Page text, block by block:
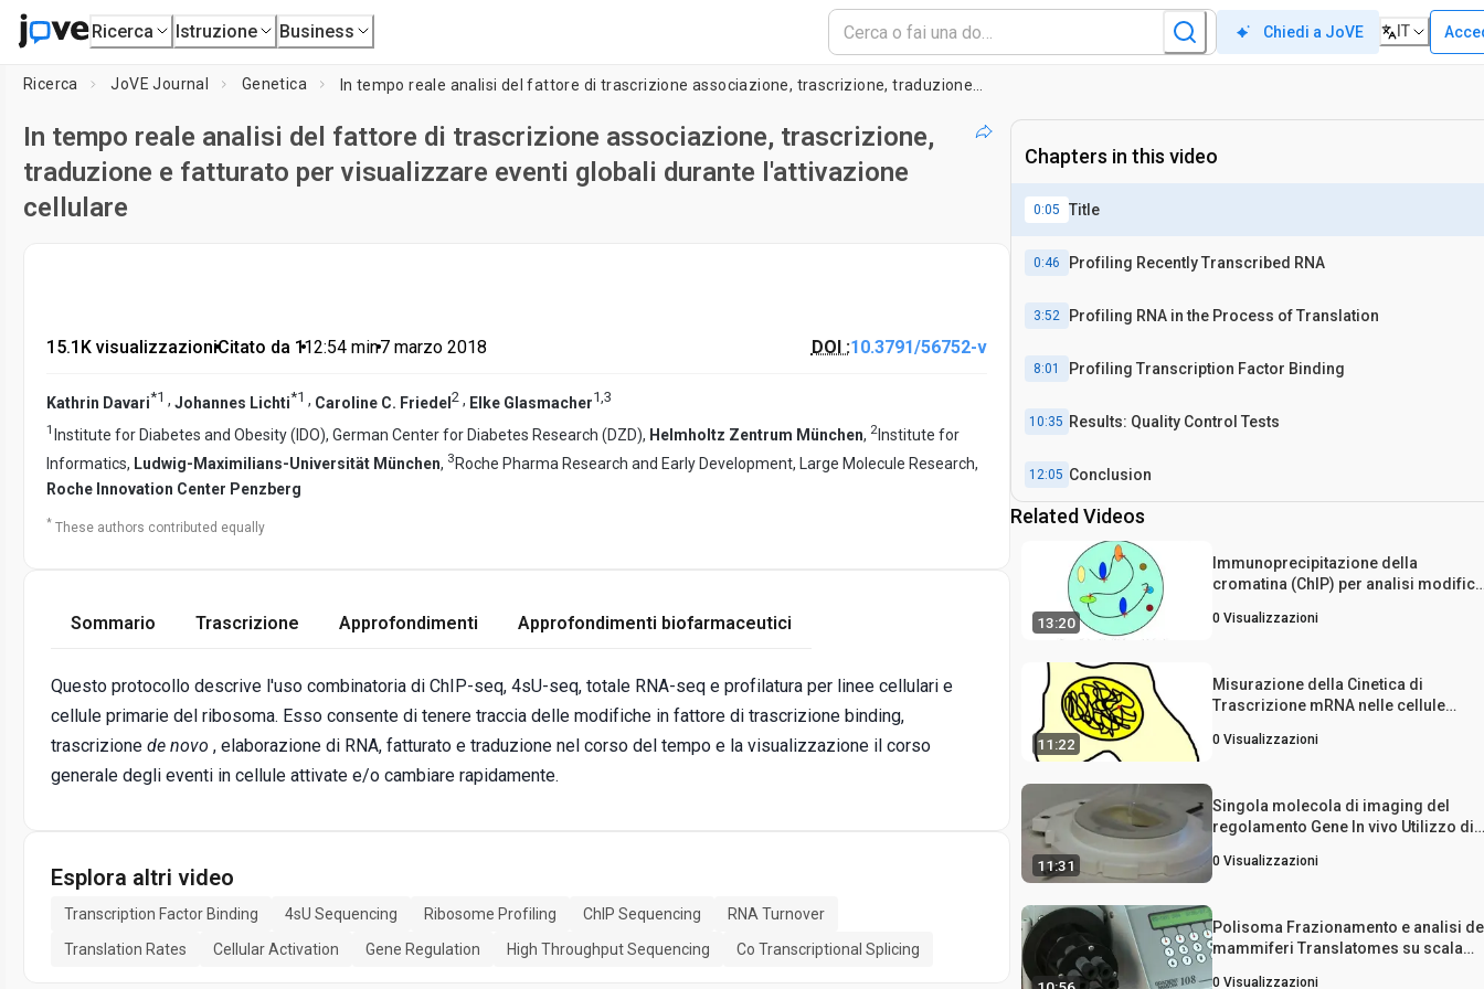
Ricerca Istruzione Business Chiedi a JoVE IT
Ricerca JoVE Journal Genetica
In tempo reale analisi del fattore di trascrizione associazione, trascrizione,
traduzione e fatturato per visualizzare eventi globali durante l'attivazione
cellulare
15.1K visualizzazioni•Citato da 1•12:54 min•7 marzo 2018 DOI :10.3791/56752-v
Kathrin Davari*1 , Johannes Lichti*1 , Caroline C. Friedel 2 , Elke Glasmacher1,3
1 Institute for Diabetes and Obesity (IDO), German Center for Diabetes Research (DZD), Helmholtz Zentrum München, 2 Institute for
Informatics, Ludwig-Maximilians-Universität München, 3 Roche Pharma Research and Early Development, Large Molecule Research,
Roche Innovation Center Penzberg
* These authors contributed equally
Sommario Trascrizione Approfondimenti Approfondimenti biofarmaceutici
Questo protocollo descrive l'uso combinatoria di ChIP-seq, 4sU-seq, totale RNA-seq e profilatura per linee cellulari e
cellule primarie del ribosoma. Esso consente di tenere traccia delle modifiche in fattore di trascrizione binding,
trascrizione de novo , elaborazione di RNA, fatturato e traduzione nel corso del tempo e la visualizzazione il corso
generale degli eventi in cellule attivate e/o cambiare rapidamente.
Esplora altri video
Transcription Factor Binding 4sU Sequencing Ribosome Profiling ChIP Sequencing
RNA Turnover
Translation Rates
Cellular Activation Gene Regulation High Throughput Sequencing Co Transcriptional Splicing
Chapters in this video
0:05 Title
0:46 Profiling Recently Transcribed RNA
3:52 Profiling RNA in the Process of Translation
8:01 Profiling Transcription Factor Binding
10:35 Results: Quality Control Tests
12:05 Conclusion
Related Videos
13:20
Immunoprecipitazione della
cromatina (ChIP) per analisi modifica
genica attivata nelle cellule umane
0 Visualizzazioni
11:22
Misurazione della Cinetica di
Trascrizione mRNA nelle cellule
0 Visualizzazioni
11:31
Singola molecola di imaging del
regolamento Gene In vivo Utilizzo di
Cleavage (CoTrAC)
0 Visualizzazioni
Polisoma Frazionamento e analisi
mammiferi Translatomes su scala
0 Visualizzazioni